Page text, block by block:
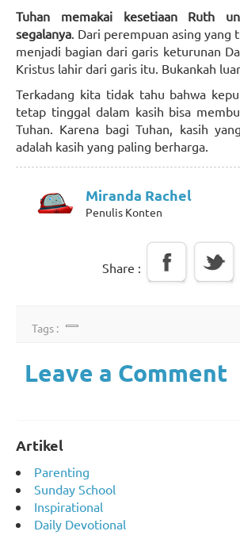
Tuhan memakai kesetiaan Ruth
segalanya. Dari perempuan asing yang
menjadi bagian dari garis keturunan
Kristus lahir dari garis itu. Bukankah
Terkadang kita tidak tahu bahwa
tetap tinggal dalam kasih bisa
Tuhan. Karena bagi Tuhan, kasih
adalah kasih yang paling berharga.
Miranda Rachel
Penulis Konten
Share :
Tags :
Leave a Comment
Artikel
Parenting
Sunday School
Inspirational
Daily Devotional